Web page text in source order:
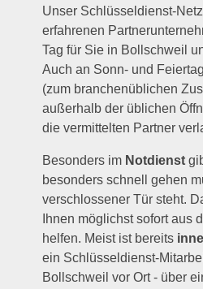
Unser Schlüsseldienst-
erfahrenen
Tag für Sie in Bollschweil
Auch an Sonn- und
(zum branchenüblichen
außerhalb der üblichen
die vermittelten Partner
Besonders im Notdienst
besonders schnell gehen
verschlossener Tür steht.
Ihnen möglichst sofort aus
helfen. Meist ist bereits
ein Schlüsseldienst-
Bollschweil vor Ort - über